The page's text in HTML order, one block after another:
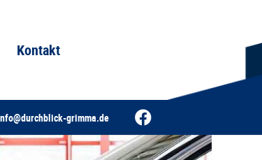
Kontakt
grimma.de